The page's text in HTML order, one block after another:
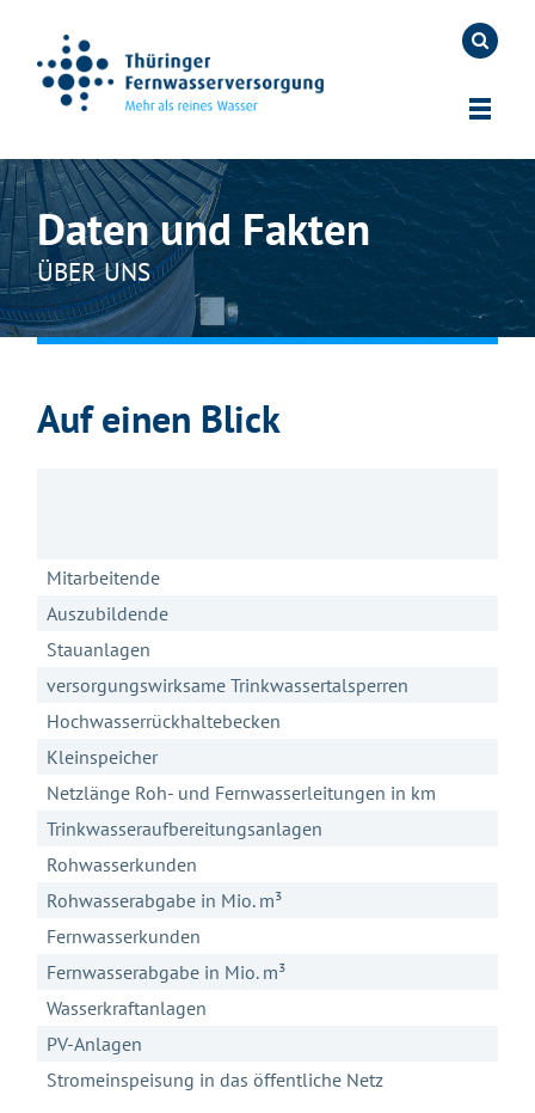
Daten und Fakten
ÜBER UNS
Auf einen Blick
Mitarbeitende
Auszubildende
Stauanlagen
versorgungswirksame Trinkwassertalsperren
Hochwasserrückhaltebecken
Kleinspeicher
Netzlänge Roh- und Fernwasserleitungen in km
Trinkwasseraufbereitungsanlagen
Rohwasserkunden
Rohwasserabgabe in Mio. m³
Fernwasserkunden
Fernwasserabgabe in Mio. m³
Wasserkraftanlagen
PV-Anlagen
Stromeinspeisung in das öffentliche Netz
Gleich geht's los!
Mit Ihrer Zustimmung möchten wir moderne Web-
Technologien auf unserer Website nutzen. Einige sind
essenziell, Youtube und Matomo helfen uns diese
Website und Ihr Erlebnis zu verbessern.
Impressum